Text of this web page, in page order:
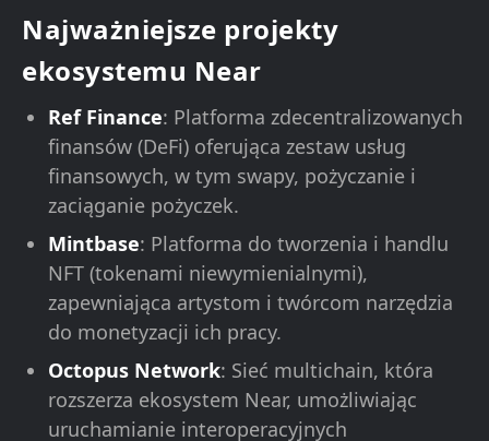
Najważniejsze projekty
ekosystemu Near
Ref Finance: Platforma zdecentralizowanych
finansów (DeFi) oferująca zestaw usług
finansowych, w tym swapy, pożyczanie i
zaciąganie pożyczek.
Mintbase: Platforma do tworzenia i handlu
NFT (tokenami niewymienialnymi),
zapewniająca artystom i twórcom narzędzia
do monetyzacji ich pracy.
Octopus Network: Sieć multichain, która
rozszerza ekosystem Near, umożliwiając
uruchamianie interoperacyjnych